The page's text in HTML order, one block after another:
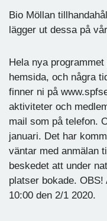
Bio Möllan
lägger ut dessa på
Hela nya
hemsida, och några
finner ni på
aktiviteter och
mail som på telefon.
januari. Det har
väntar med anmälan
beskedet att under
platser bokade.
10:00 den 2/1 2020.